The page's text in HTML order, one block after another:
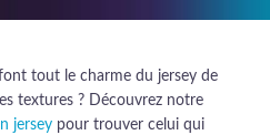
tout le charme du jersey de
textures ? Découvrez notre
jersey pour trouver celui qui